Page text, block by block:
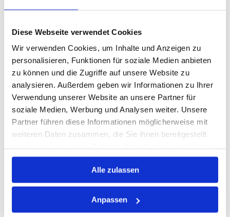
Diese Webseite verwendet Cookies
Wir verwenden Cookies, um Inhalte und Anzeigen zu
personalisieren, Funktionen für soziale Medien anbieten
zu können und die Zugriffe auf unsere Website zu
analysieren. Außerdem geben wir Informationen zu Ihrer
Verwendung unserer Website an unsere Partner für
soziale Medien, Werbung und Analysen weiter. Unsere
Partner führen diese Informationen möglicherweise mit
weiteren Daten zusammen, die Sie ihnen bereitgestellt
gesammelt haben.
Alle zulassen
Anpassen
RL
Auf Lager
Lager anzeigen
Print
PRODUKTBESCHREIBUNG